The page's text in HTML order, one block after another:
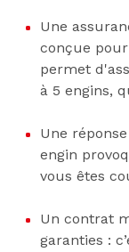
Une
conçue
permet
à 5 engins,
Une
engin
vous êtes
Un contrat
garanties :